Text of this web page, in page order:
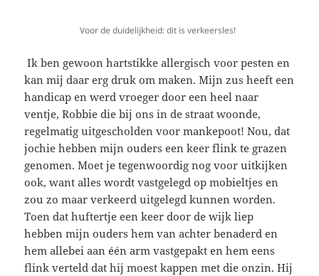
Voor de duidelijkheid: dit is verkeersles!
Ik ben gewoon hartstikke allergisch voor pesten en
kan mij daar erg druk om maken. Mijn zus heeft een
handicap en werd vroeger door een heel naar
ventje, Robbie die bij ons in de straat woonde,
regelmatig uitgescholden voor mankepoot! Nou, dat
jochie hebben mijn ouders een keer flink te grazen
genomen. Moet je tegenwoordig nog voor uitkijken
ook, want alles wordt vastgelegd op mobieltjes en
zou zo maar verkeerd uitgelegd kunnen worden.
Toen dat huftertje een keer door de wijk liep
hebben mijn ouders hem van achter benaderd en
hem allebei aan één arm vastgepakt en hem eens
flink verteld dat hij moest kappen met die onzin. Hij